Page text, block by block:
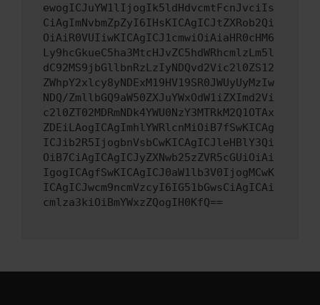
ewogICJuYW1lIjogIk5ldHdvcmtFcnJvciIs
CiAgImNvbmZpZyI6IHsKICAgICJtZXRob2Qi
OiAiR0VUIiwKICAgICJ1cmwiOiAiaHR0cHM6
Ly9hcGkueC5ha3MtcHJvZC5hdWRhcmlzLm5l
dC92MS9jbGllbnRzLzIyNDQvd2Vic2l0ZS12
ZWhpY2xlcy8yNDExM19HV19SR0JWUyUyMzIw
NDQ/ZmllbGQ9aW50ZXJuYWxOdW1iZXImd2Vi
c2l0ZT02MDRmNDk4YWU0NzY3MTRkM2Q1OTAx
ZDEiLAogICAgImhlYWRlcnMiOiB7fSwKICAg
ICJib2R5IjogbnVsbCwKICAgICJleHBlY3Qi
OiB7CiAgICAgICJyZXNwb25zZVR5cGUiOiAi
IgogICAgfSwKICAgICJ0aW1lb3V0IjogMCwK
ICAgICJwcm9ncmVzcyI6IG51bGwsCiAgICAi
cmlza3kiOiBmYWxzZQogIH0KfQ==